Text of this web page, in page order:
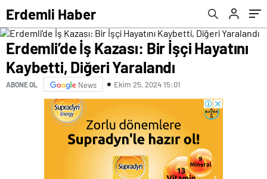
Erdemli Haber
Erdemli’de İş Kazası: Bir İşçi Hayatını
Kaybetti, Diğeri Yaralandı
ABONE OL News Ekim 25, 2024 15:01